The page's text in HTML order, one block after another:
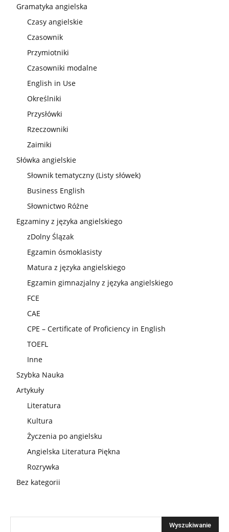
Gramatyka angielska
Czasy angielskie
Czasownik
Przymiotniki
Czasowniki modalne
English in Use
Określniki
Przysłówki
Rzeczowniki
Zaimiki
Słówka angielskie
Słownik tematyczny (Listy słówek)
Business English
Słownictwo Różne
Egzaminy z języka angielskiego
zDolny Ślązak
Egzamin ósmoklasisty
Matura z języka angielskiego
Egzamin gimnazjalny z języka angielskiego
FCE
CAE
CPE – Certificate of Proficiency in English
TOEFL
Inne
Szybka Nauka
Artykuły
Literatura
Kultura
Życzenia po angielsku
Angielska Literatura Piękna
Rozrywka
Bez kategorii